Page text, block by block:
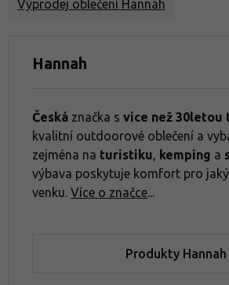
Výprodej oblečení Hannah
Hannah
Česká značka s více než 30letou
kvalitní outdoorové oblečení a
zejména na turistiku, kemping a
výbava poskytuje komfort pro
venku. Více o značce...
Produkty Hannah